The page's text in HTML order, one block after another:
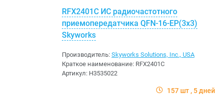
RFX2401C ИС радиочастотного
приемопередатчика QFN-16-EP(3x3)
Skyworks
Производитель: Skyworks Solutions, Inc., USA
Краткое наименование: RFX2401C
Артикул: H3535022
157 шт 5 дней